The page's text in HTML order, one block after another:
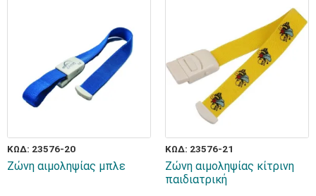
ΚΩΔ: 23576-20
Ζώνη αιμοληψίας μπλε
ΚΩΔ: 23576-21
Ζώνη αιμοληψίας κίτρινη
παιδιατρική